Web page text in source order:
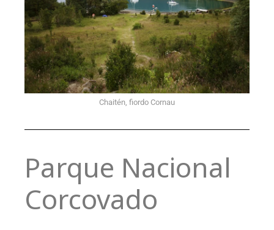
Chaitén, fiordo Cornau
Parque Nacional
Corcovado